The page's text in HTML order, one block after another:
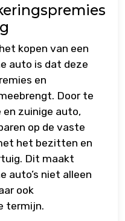
kopen van een
auto is dat deze
en
Door te
zuinige auto,
op de vaste
het bezitten en
Dit maakt
auto’s niet alleen
ook
termijn.